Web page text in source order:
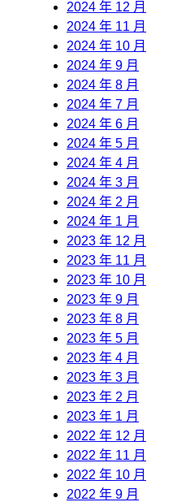
2024 年 12 月
2024 年 11 月
2024 年 10 月
2024 年 9 月
2024 年 8 月
2024 年 7 月
2024 年 6 月
2024 年 5 月
2024 年 4 月
2024 年 3 月
2024 年 2 月
2024 年 1 月
2023 年 12 月
2023 年 11 月
2023 年 10 月
2023 年 9 月
2023 年 8 月
2023 年 5 月
2023 年 4 月
2023 年 3 月
2023 年 2 月
2023 年 1 月
2022 年 12 月
2022 年 11 月
2022 年 10 月
2022 年 9 月